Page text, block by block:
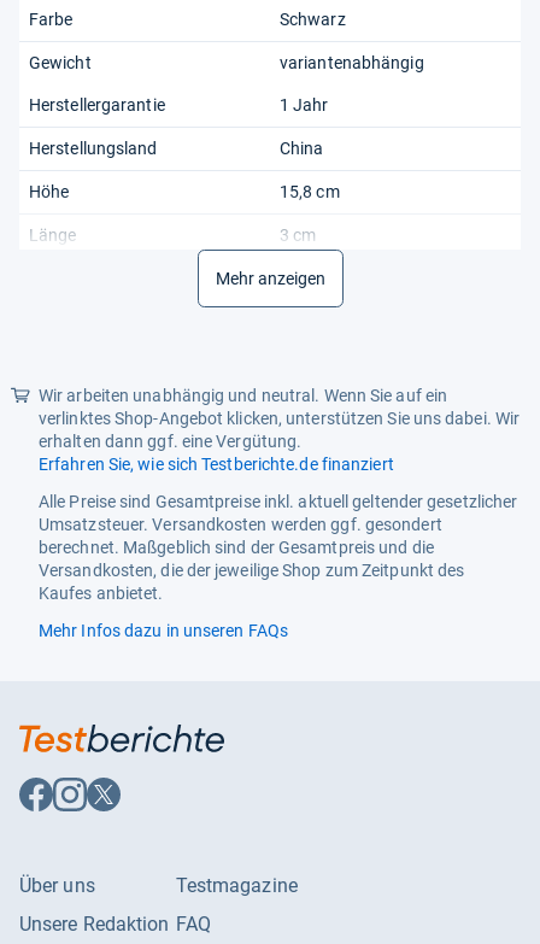
Farbe Schwarz
Gewicht variantenabhängig
Herstellergarantie 1 Jahr
Herstellungsland China
Höhe 15,8 cm
Länge 3 cm
Kunststoff
Mehr anzeigen
Wir arbeiten unabhängig und neutral. Wenn Sie auf ein
verlinktes Shop-Angebot klicken, unterstützen Sie uns dabei. Wir
erhalten dann ggf. eine Vergütung.
Erfahren Sie, wie sich Testberichte.de finanziert
Alle Preise sind Gesamtpreise inkl. aktuell geltender gesetzlicher
Umsatzsteuer. Versandkosten werden ggf. gesondert
berechnet. Maßgeblich sind der Gesamtpreis und die
Versandkosten, die der jeweilige Shop zum Zeitpunkt des
Kaufes anbietet.
Mehr Infos dazu in unseren FAQs
Auf
Facebook
Auf
Instagram
Auf
X
Über uns
Unsere Redaktion
Testmagazine
FAQ